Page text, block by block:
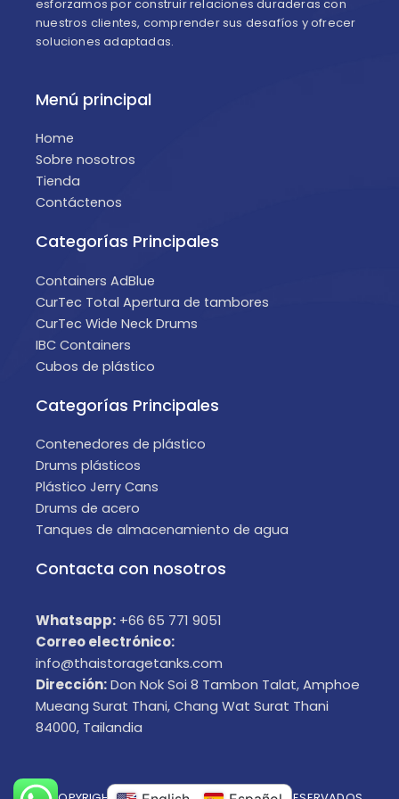
esforzamos por construir relaciones duraderas con
nuestros clientes, comprender sus desafíos y ofrecer
soluciones adaptadas.
Menú principal
Home
Sobre nosotros
Tienda
Contáctenos
Categorías Principales
Containers AdBlue
CurTec Total Apertura de tambores
CurTec Wide Neck Drums
IBC Containers
Cubos de plástico
Categorías Principales
Contenedores de plástico
Drums plásticos
Plástico Jerry Cans
Drums de acero
Tanques de almacenamiento de agua
Contacta con nosotros
Whatsapp: +66 65 771 9051
Correo electrónico:
info@thaistoragetanks.com
Dirección:Don Nok Soi 8 Tambon Talat, Amphoe
Mueang Surat Thani, Chang Wat Surat Thani
84000, Tailandia